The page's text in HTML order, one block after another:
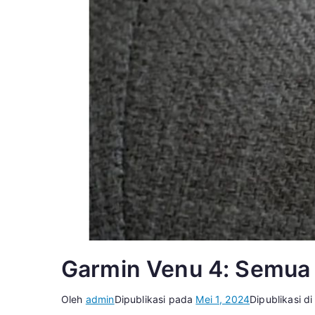
Garmin Venu 4:
Oleh adminDipublikasi pada Mei 1, 2024Dipublikasi di